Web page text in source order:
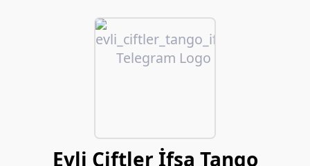
Evli Çiftler İfşa Tango